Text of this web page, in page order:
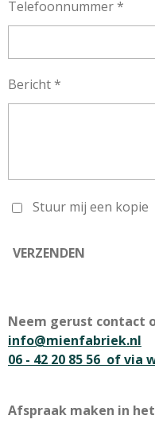
Telefoonnummer *
Bericht *
Stuur mij een kopie
VERZENDEN
Neem gerust contact
info@mienfabriek.nl
06 - 42 20 85 56 of via
Afspraak maken in